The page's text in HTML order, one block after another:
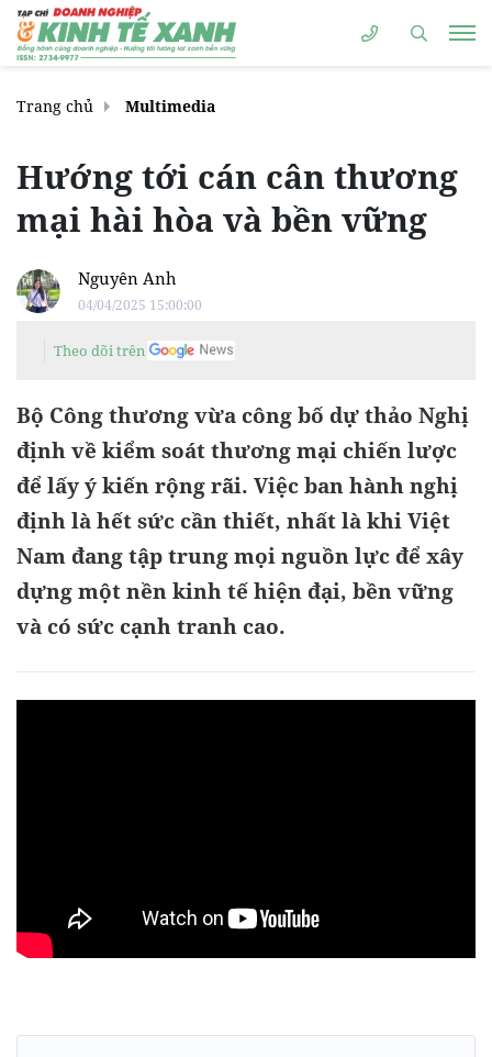
Trang chủ Multimedia
Hướng tới cán cân thương
mại hài hòa và bền vững
Nguyên Anh
04/04/2025 15:00:00
Theo dõi trên
Bộ Công thương vừa công bố dự thảo Nghị
định về kiểm soát thương mại chiến lược
để lấy ý kiến rộng rãi. Việc ban hành nghị
định là hết sức cần thiết, nhất là khi Việt
Nam đang tập trung mọi nguồn lực để xây
dựng một nền kinh tế hiện đại, bền vững
và có sức cạnh tranh cao.